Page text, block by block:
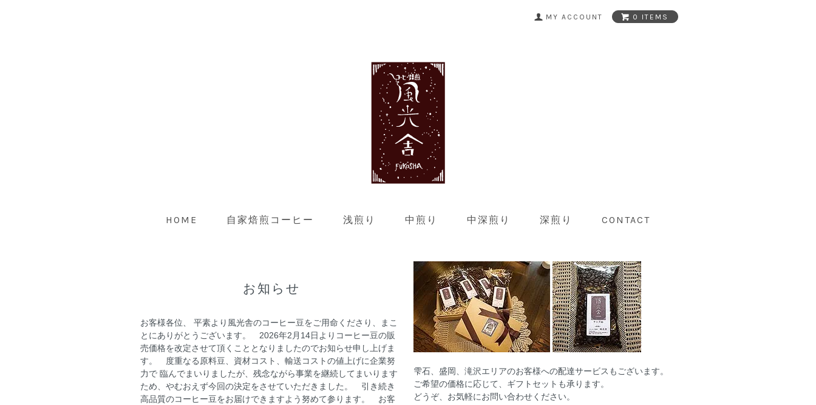
MY ACCOUNT 0 ITEMS
HOME 自家焙煎コーヒー 浅煎り 中煎り 中深煎り 深煎り CONTACT
お知らせ
お客様各位、 平素より風光舎のコーヒー豆をご用命くださり、まこ
とにありがとうございます。 2026年2月14日よりコーヒー豆の販
売価格を改定させて頂くこととなりましたのでお知らせ申し上げま
す。 度重なる原料豆、資材コスト、輸送コストの値上げに企業努
力で 臨んでまいりましたが、残念ながら事業を継続してまいります
ため、やむおえず今回の決定をさせていただきました。 引き続き
高品質のコーヒー豆をお届けできますよう努めて参ります。 お客
雫石、盛岡、滝沢エリアのお客様への配達サービスもございます。
ご希望の価格に応じて、ギフトセットも承ります。
どうぞ、お気軽にお問い合わせください。